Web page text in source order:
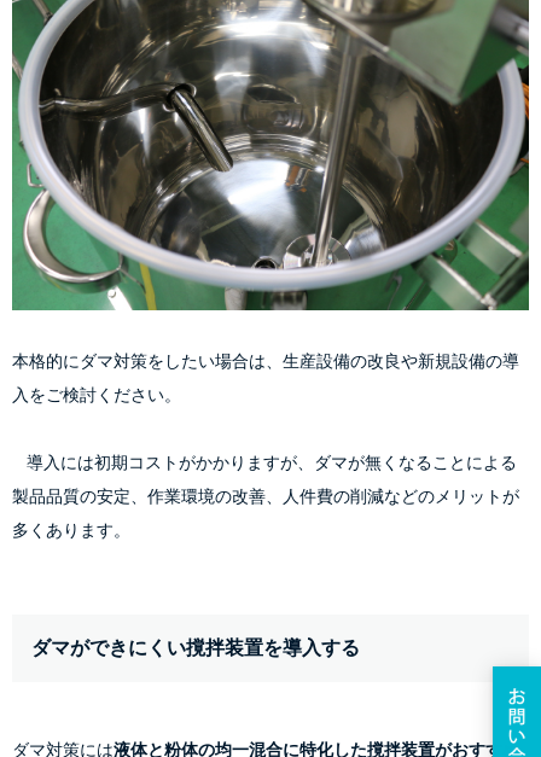
本格的にダマ対策をしたい場合は、生産設備の改良や新規設備の導
入をご検討ください。
製品品質の安定、作業環境の改善、人件費の削減などのメリットが
多くあります。
ダマができにくい撹拌装置を導入する
ダマ対策には液体と粉体の均一混合に特化した撹拌装置がおすすめ